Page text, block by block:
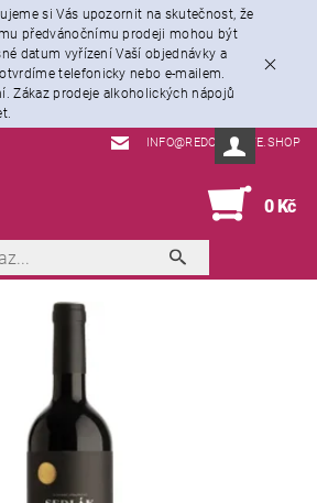
si Vás upozornit na skutečnost, že
předvánočnímu prodeji mohou být
datum vyřízení Vaší objednávky a
telefonicky nebo e-mailem.
Zákaz prodeje alkoholických nápojů
INFO@REDORWHITE.SHOP
0 Kč